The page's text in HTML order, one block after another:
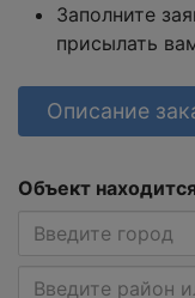
Заполните
присылать
Описание
Объект